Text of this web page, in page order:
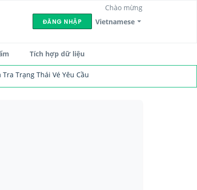
Vietnamese
Chào mừng
ĐĂNG NHẬP
Tích hợp dữ liệu
Tra Trạng Thái Vé Yêu Cầu